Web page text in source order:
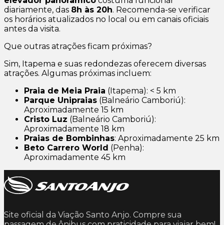
diariamente, das 8h às 20h. Recomenda-se verificar
os horários atualizados no local ou em canais oficiais
antes da visita.
Que outras atrações ficam próximas?
Sim, Itapema e suas redondezas oferecem diversas
atrações. Algumas próximas incluem:
Praia de Meia Praia (Itapema): < 5 km
Parque Unipraias (Balneário Camboriú):
Aproximadamente 15 km
Cristo Luz (Balneário Camboriú):
Aproximadamente 18 km
Praias de Bombinhas: Aproximadamente 25 km
Beto Carrero World (Penha):
Aproximadamente 45 km
Site oficial da Viação Santo Anjo. Compre sua